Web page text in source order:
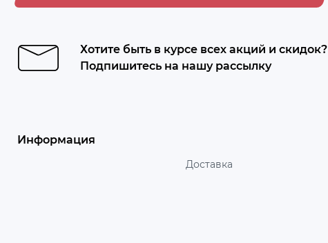
Хотите быть в курсе всех акций и скидок?
Подпишитесь на нашу рассылку
Информация
Доставка